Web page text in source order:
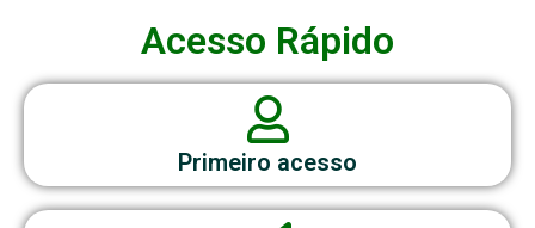
Acesso Rápido
Primeiro acesso